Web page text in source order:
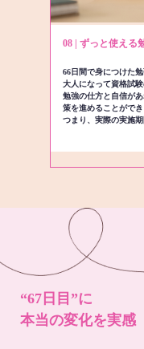
08 | ずっと使える
66日間で身につけた勉
大人になって資格試
勉強の仕方と自信が
策を進めることができ
つまり、実際の実施
“67日目”に
本当の変化を実感